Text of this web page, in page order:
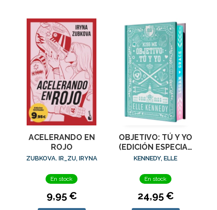
ACELERANDO EN
ROJO
ZUBKOVA. IR_ZU, IRYNA
En stock
9,95 €
OBJETIVO: TÚ Y YO
(EDICIÓN ESPECIAL
EN TAPA DURA
PINTADOS)
KENNEDY, ELLE
En stock
24,95 €